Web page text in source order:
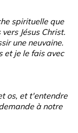
spirituelle que
Jésus Christ.
une neuvaine.
et je le fais avec
os, et t'entendre
à notre